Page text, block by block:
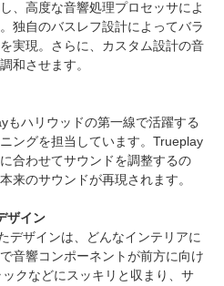
、高度な音響処理プロセッサによ
独自のバスレフ設計によってバラ
実現。さらに、カスタム設計の音
和させます。
もハリウッドの第一線で活躍する
ングを担当しています。Trueplay
合わせてサウンドを調整するの
来のサウンドが再現されます。
ザイン
デザインは、どんなインテリアに
音響コンポーネントが前方に向け
クなどにスッキリと収まり、サ